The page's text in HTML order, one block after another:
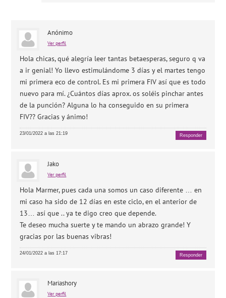
Anónimo
Ver perfil
Hola chicas, qué alegría leer tantas betaesperas, seguro q va
a ir genial! Yo llevo estimulándome 3 días y el martes tengo
mi primera eco de control. Es mi primera FIV así que es todo
nuevo para mí. ¿Cuántos días aprox. os soléis pinchar antes
de la punción? Alguna lo ha conseguido en su primera
FIV?? Gracias y ánimo!
23/01/2022 a las 21:19 Responder
Jako
Ver perfil
Hola Marmer, pues cada una somos un caso diferente … en
mi caso ha sido de 12 días en este ciclo, en el anterior de
13… así que .. ya te digo creo que depende.
Te deseo mucha suerte y te mando un abrazo grande! Y
gracias por las buenas vibras!
24/01/2022 a las 17:17 Responder
Mariashory
Ver perfil